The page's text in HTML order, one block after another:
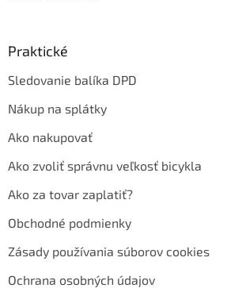
Praktické
Sledovanie balíka DPD
Nákup na splátky
Ako nakupovať
Ako zvoliť správnu veľkosť bicykla
Ako za tovar zaplatiť?
Obchodné podmienky
Zásady používania súborov cookies
Ochrana osobných údajov